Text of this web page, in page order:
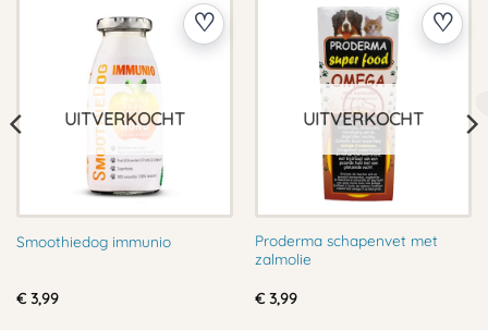
UITVERKOCHT
Smoothiedog immunio
€3,99
UITVERKOCHT
Proderma schapenvet met
zalmolie
€3,99